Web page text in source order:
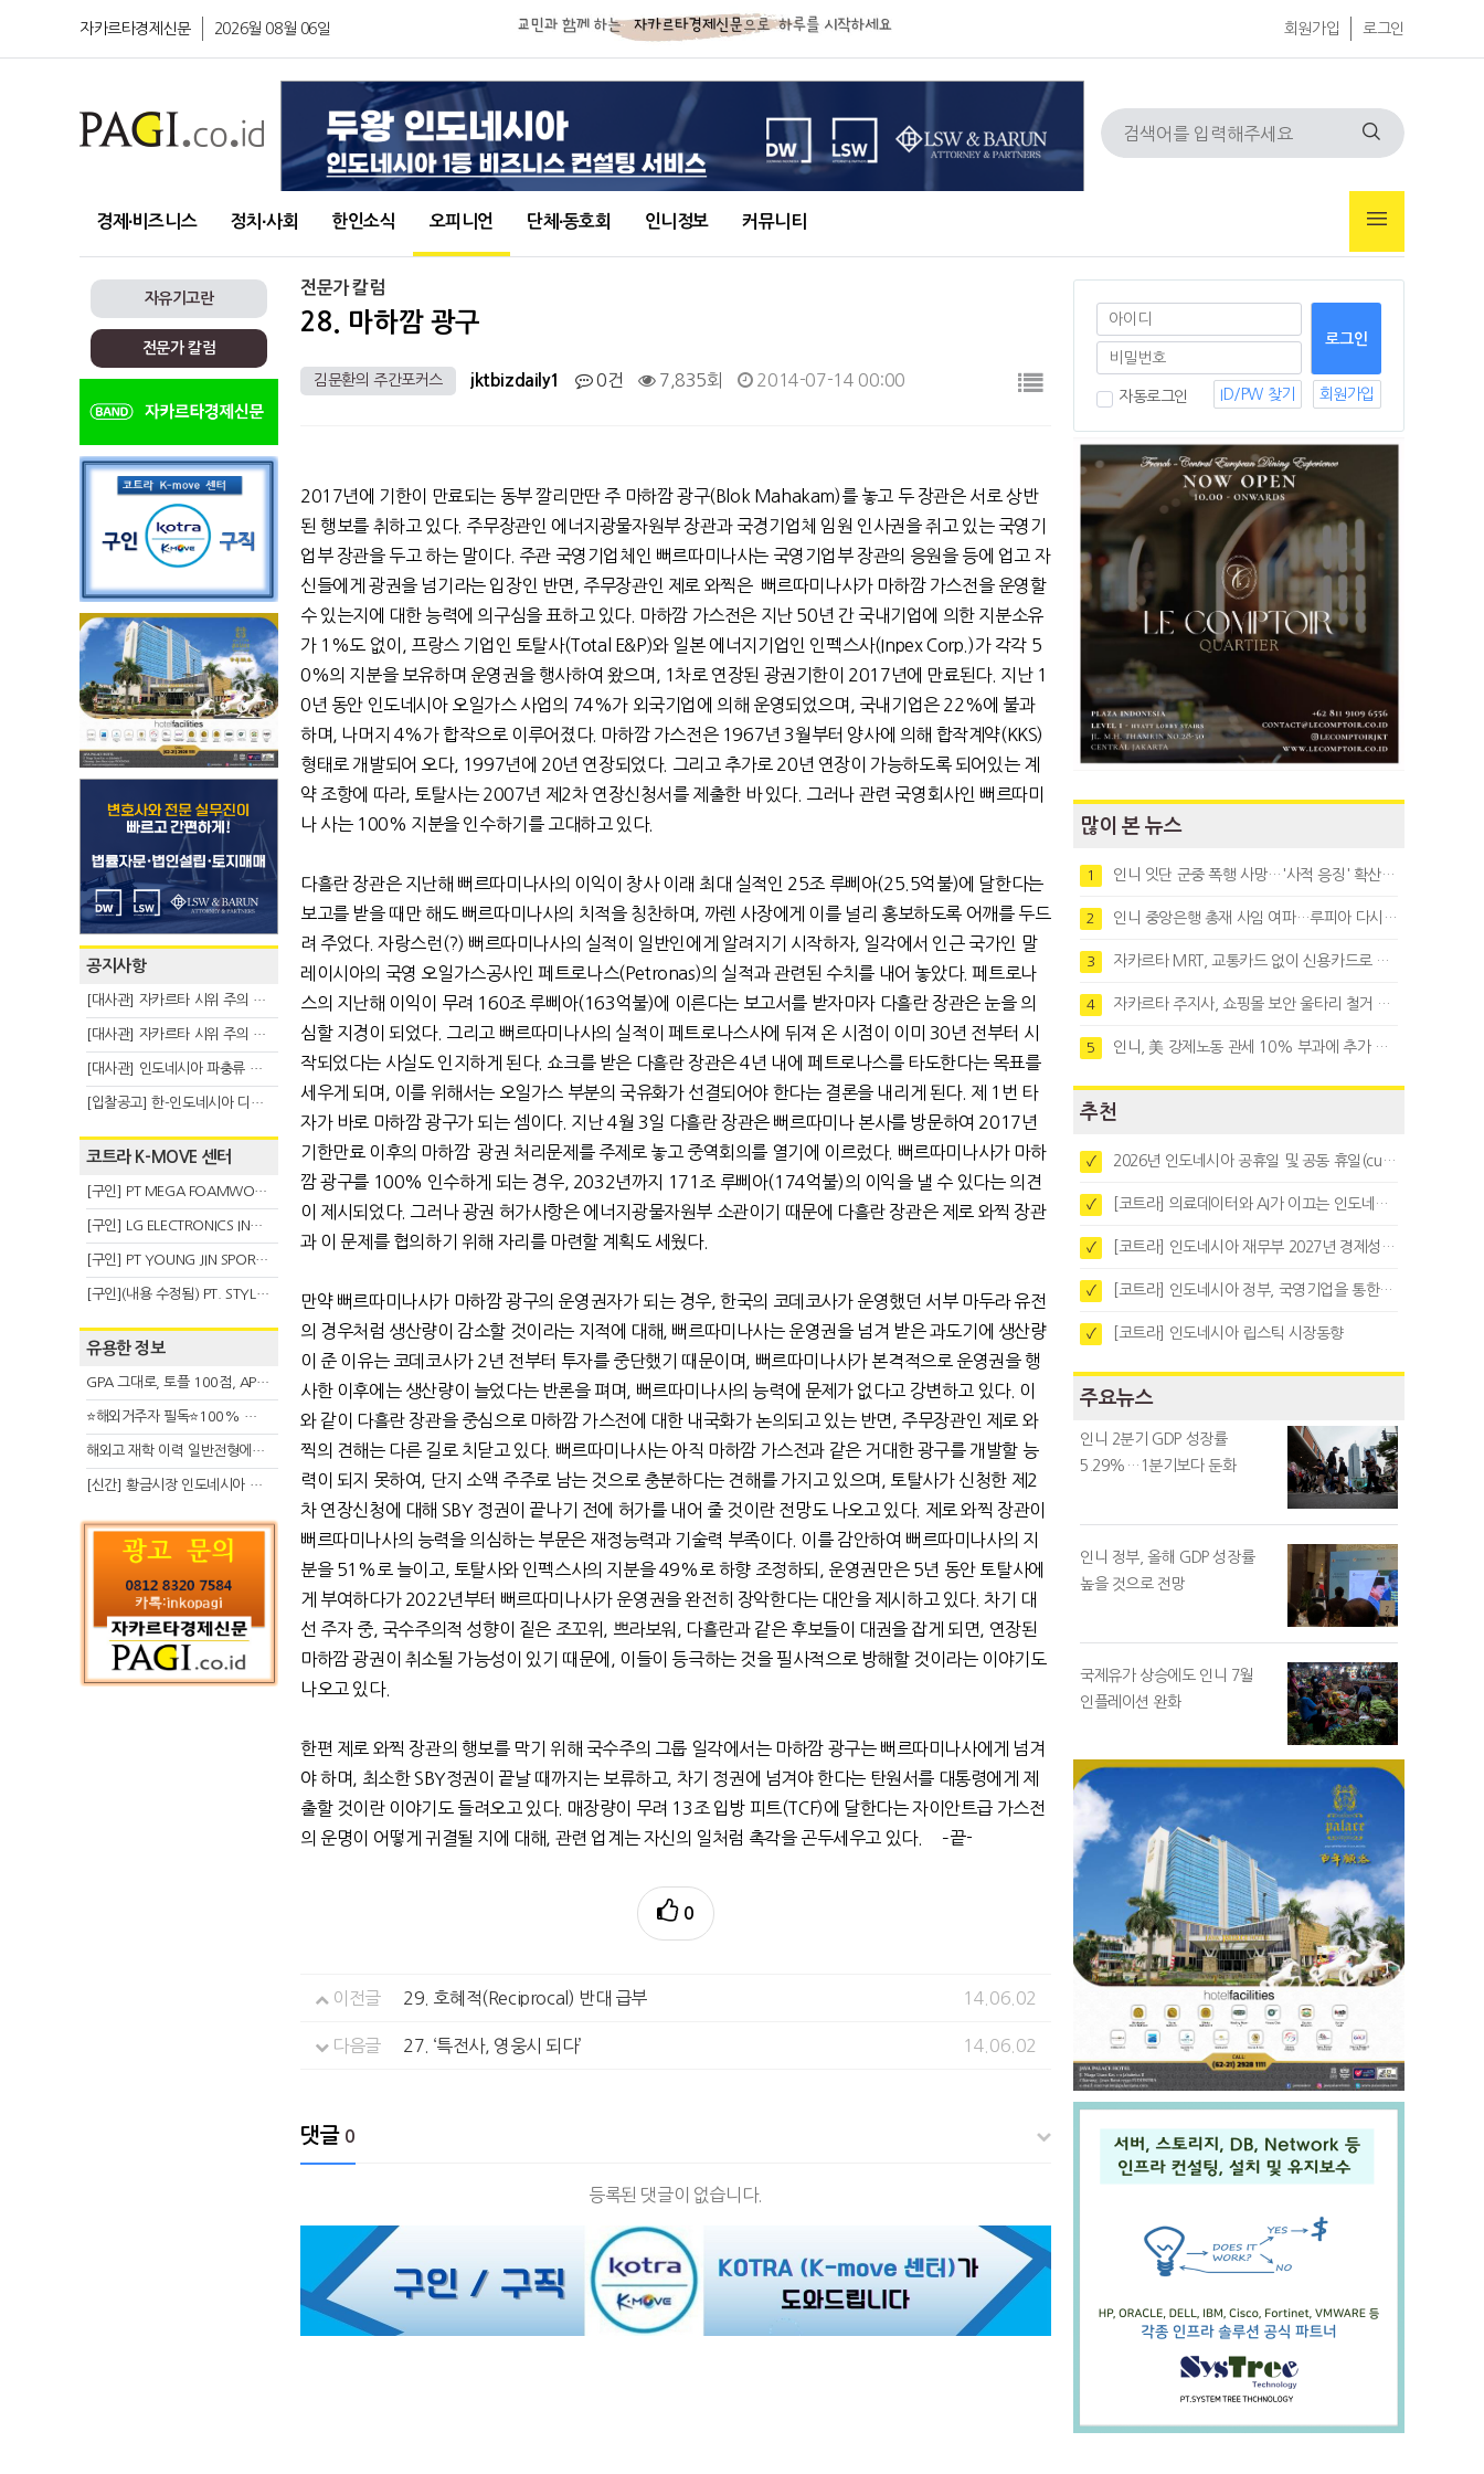
자카르타경제신문 2026월 08월 06일 회원가입 로그인
경제∙비즈니스 정치∙사회 한인소식 오피니언 단체∙동호회 인니정보 커뮤니티
자유기고란
전문가 칼럼
공지사항
[대사관] 자카르타 시위 주의 안내(8.6)
[대사관] 자카르타 시위 주의 안내(8.3)
[대사관] 인도네시아 파충류 불법 반출 주의 (7.29)
[입찰공고] 한-인도네시아 디지털융복합 탈 전시회
코트라 K-MOVE 센터
[구인] PT MEGA FOAMWORKS INDONESIA
[구인] LG ELECTRONICS INDONESIA
[구인] PT YOUNG JIN SPORT INDONESIA
[구인](내용 수정됨) PT. STYLE KOREAN INDONESIA (스타일 코리안 인도네시아)
유용한 정보
GPA 그대로, 토플 100점, AP 막막 — 원인은 하나입니다
⭐해외거주자 필독⭐100% 온라인 마지막 한국어교원 2급 추가모집 (~8/2)
해외고 재학 이력 일반전형에서 분명한 입시 강점 살리는 전략
[신간] 황금시장 인도네시아 슈퍼리치의 성공 수업
전문가 칼럼
28. 마하깜 광구
김문환의 주간포커스 jktbizdaily1 0건 7,835회 2014-07-14 00:00
2017년에 기한이 만료되는 동부 깔리만딴 주 마하깜 광구(Blok Mahakam)를 놓고 두 장관은 서로 상반
된 행보를 취하고 있다. 주무장관인 에너지광물자원부 장관과 국경기업체 임원 인사권을 쥐고 있는 국영기
업부 장관을 두고 하는 말이다. 주관 국영기업체인 뻐르따미나사는 국영기업부 장관의 응원을 등에 업고 자
신들에게 광권을 넘기라는 입장인 반면, 주무장관인 제로 와찍은 뻐르따미나사가 마하깜 가스전을 운영할
수 있는지에 대한 능력에 의구심을 표하고 있다. 마하깜 가스전은 지난 50년 간 국내기업에 의한 지분소유
가 1%도 없이, 프랑스 기업인 토탈사(Total E&P)와 일본 에너지기업인 인펙스사(Inpex Corp.)가 각각 5
0%의 지분을 보유하며 운영권을 행사하여 왔으며, 1차로 연장된 광권기한이 2017년에 만료된다. 지난 1
0년 동안 인도네시아 오일가스 사업의 74%가 외국기업에 의해 운영되었으며, 국내기업은 22%에 불과
하며, 나머지 4%가 합작으로 이루어졌다. 마하깜 가스전은 1967년 3월부터 양사에 의해 합작계약(KKS)
형태로 개발되어 오다, 1997년에 20년 연장되었다. 그리고 추가로 20년 연장이 가능하도록 되어있는 계
약 조항에 따라, 토탈사는 2007년 제2차 연장신청서를 제출한 바 있다. 그러나 관련 국영회사인 뻐르따미
나 사는 100% 지분을 인수하기를 고대하고 있다.
다흘란 장관은 지난해 뻐르따미나사의 이익이 창사 이래 최대 실적인 25조 루삐아(25.5억불)에 달한다는
보고를 받을 때만 해도 뻐르따미나사의 치적을 칭찬하며, 까렌 사장에게 이를 널리 홍보하도록 어깨를 두드
려 주었다. 자랑스런(?) 뻐르따미나사의 실적이 일반인에게 알려지기 시작하자, 일각에서 인근 국가인 말
레이시아의 국영 오일가스공사인 페트로나스(Petronas)의 실적과 관련된 수치를 내어 놓았다. 페트로나
스의 지난해 이익이 무려 160조 루삐아(163억불)에 이른다는 보고서를 받자마자 다흘란 장관은 눈을 의
심할 지경이 되었다. 그리고 뻐르따미나사의 실적이 페트로나스사에 뒤져 온 시점이 이미 30년 전부터 시
작되었다는 사실도 인지하게 된다. 쇼크를 받은 다흘란 장관은 4년 내에 페트로나스를 타도한다는 목표를
세우게 되며, 이를 위해서는 오일가스 부분의 국유화가 선결되어야 한다는 결론을 내리게 된다. 제 1번 타
자가 바로 마하깜 광구가 되는 셈이다. 지난 4월 3일 다흘란 장관은 뻐르따미나 본사를 방문하여 2017년
기한만료 이후의 마하깜 광권 처리문제를 주제로 놓고 중역회의를 열기에 이르렀다. 뻐르따미나사가 마하
깜 광구를 100% 인수하게 되는 경우, 2032년까지 171조 루삐아(174억불)의 이익을 낼 수 있다는 의견
이 제시되었다. 그러나 광권 허가사항은 에너지광물자원부 소관이기 때문에 다흘란 장관은 제로 와찍 장관
과 이 문제를 협의하기 위해 자리를 마련할 계획도 세웠다.
만약 뻐르따미나사가 마하깜 광구의 운영권자가 되는 경우, 한국의 코데코사가 운영했던 서부 마두라 유전
의 경우처럼 생산량이 감소할 것이라는 지적에 대해, 뻐르따미나사는 운영권을 넘겨 받은 과도기에 생산량
이 준 이유는 코데코사가 2년 전부터 투자를 중단했기 때문이며, 뻐르따미나사가 본격적으로 운영권을 행
사한 이후에는 생산량이 늘었다는 반론을 펴며, 뻐르따미나사의 능력에 문제가 없다고 강변하고 있다. 이
와 같이 다흘란 장관을 중심으로 마하깜 가스전에 대한 내국화가 논의되고 있는 반면, 주무장관인 제로 와
찍의 견해는 다른 길로 치닫고 있다. 뻐르따미나사는 아직 마하깜 가스전과 같은 거대한 광구를 개발할 능
력이 되지 못하여, 단지 소액 주주로 남는 것으로 충분하다는 견해를 가지고 있으며, 토탈사가 신청한 제2
차 연장신청에 대해 SBY 정권이 끝나기 전에 허가를 내어 줄 것이란 전망도 나오고 있다. 제로 와찍 장관이
뻐르따미나사의 능력을 의심하는 부문은 재정능력과 기술력 부족이다. 이를 감안하여 뻐르따미나사의 지
분을 51%로 늘이고, 토탈사와 인펙스사의 지분을 49%로 하향 조정하되, 운영권만은 5년 동안 토탈사에
게 부여하다가 2022년부터 뻐르따미나사가 운영권을 완전히 장악한다는 대안을 제시하고 있다. 차기 대
선 주자 중, 국수주의적 성향이 짙은 조꼬위, 쁘라보워, 다흘란과 같은 후보들이 대권을 잡게 되면, 연장된
마하깜 광권이 취소될 가능성이 있기 때문에, 이들이 등극하는 것을 필사적으로 방해할 것이라는 이야기도
나오고 있다.
한편 제로 와찍 장관의 행보를 막기 위해 국수주의 그룹 일각에서는 마하깜 광구는 뻐르따미나사에게 넘겨
야 하며, 최소한 SBY정권이 끝날 때까지는 보류하고, 차기 정권에 넘겨야 한다는 탄원서를 대통령에게 제
출할 것이란 이야기도 들려오고 있다. 매장량이 무려 13조 입방 피트(TCF)에 달한다는 자이안트급 가스전
의 운명이 어떻게 귀결될 지에 대해, 관련 업계는 자신의 일처럼 촉각을 곤두세우고 있다. –끝-
0
이전글 29. 호혜적(Reciprocal) 반대 급부 14.06.02
다음글 27. ‘특전사, 영웅시 되다’ 14.06.02
댓글 0
등록된 댓글이 없습니다.
자동로그인 ID/PW 찾기 회원가입
많이 본 뉴스
1 인니 잇단 군중 폭행 사망…'사적 응징' 확산에 법치 우려
2 인니 중앙은행 총재 사임 여파…루피아 다시 1만8천대로 약세
3 자카르타 MRT, 교통카드 없이 신용카드로 바로 탄다
4 자카르타 주지사, 쇼핑몰 보안 울타리 철거 요청…"치안 문제없다"
5 인니, 美 강제노동 관세 10% 부과에 추가 협상 착수
추천
✓ 2026년 인도네시아 공휴일 및 공동 휴일(cuti bersama)
✓ [코트라] 의료데이터와 AI가 이끄는 인도네시아 디지털 헬스케어 시장 트렌드
✓ [코트라] 인도네시아 재무부 2027년 경제성장 전망 및 목표 발표
✓ [코트라] 인도네시아 정부, 국영기업을 통한 석탄·팜유·합금철 수출 중앙집중화 추진
✓ [코트라] 인도네시아 립스틱 시장동향
주요뉴스
인니 2분기 GDP 성장률
5.29%…1분기보다 둔화
인니 정부, 올해 GDP 성장률
높을 것으로 전망
국제유가 상승에도 인니 7월
인플레이션 완화